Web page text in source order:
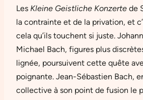
Les Kleine Geistliche Konzerte de
la contrainte et de la privation, et
cela qu’ils touchent si juste.
Michael Bach, figures plus
lignée, poursuivent cette quête
poignante. Jean-Sébastien Bach,
collective à son point de fusion le